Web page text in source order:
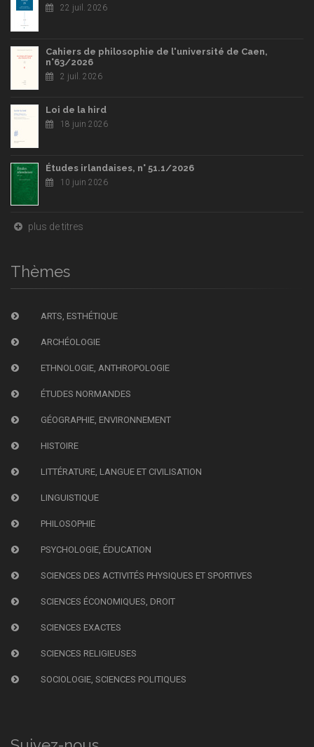
22 juil. 2026
Cahiers de philosophie de l'université de Caen,
n°63/2026
2 juil. 2026
Loi de la hird
18 juin 2026
Études irlandaises, n° 51.1/2026
10 juin 2026
plus de titres
Thèmes
ARTS, ESTHÉTIQUE
ARCHÉOLOGIE
ETHNOLOGIE, ANTHROPOLOGIE
ÉTUDES NORMANDES
GÉOGRAPHIE, ENVIRONNEMENT
HISTOIRE
LITTÉRATURE, LANGUE ET CIVILISATION
LINGUISTIQUE
PHILOSOPHIE
PSYCHOLOGIE, ÉDUCATION
SCIENCES DES ACTIVITÉS PHYSIQUES ET SPORTIVES
SCIENCES ÉCONOMIQUES, DROIT
SCIENCES EXACTES
SCIENCES RELIGIEUSES
SOCIOLOGIE, SCIENCES POLITIQUES